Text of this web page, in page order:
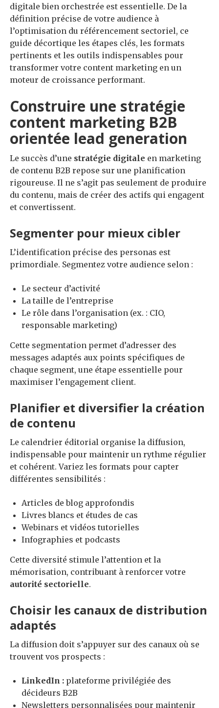
digitale bien orchestrée est essentielle. De la
définition précise de votre audience à
l’optimisation du référencement sectoriel, ce
guide décortique les étapes clés, les formats
pertinents et les outils indispensables pour
transformer votre content marketing en un
moteur de croissance performant.
Construire une stratégie
content marketing B2B
orientée lead generation
Le succès d’une stratégie digitale en marketing
de contenu B2B repose sur une planification
rigoureuse. Il ne s’agit pas seulement de produire
du contenu, mais de créer des actifs qui engagent
et convertissent.
Segmenter pour mieux cibler
L’identification précise des personas est
primordiale. Segmentez votre audience selon :
Le secteur d’activité
La taille de l’entreprise
Le rôle dans l’organisation (ex. : CIO,
responsable marketing)
Cette segmentation permet d’adresser des
messages adaptés aux points spécifiques de
chaque segment, une étape essentielle pour
maximiser l’engagement client.
Planifier et diversifier la création
de contenu
Le calendrier éditorial organise la diffusion,
indispensable pour maintenir un rythme régulier
et cohérent. Variez les formats pour capter
différentes sensibilités :
Articles de blog approfondis
Livres blancs et études de cas
Webinars et vidéos tutorielles
Infographies et podcasts
Cette diversité stimule l’attention et la
mémorisation, contribuant à renforcer votre
autorité sectorielle.
Choisir les canaux de distribution
adaptés
La diffusion doit s’appuyer sur des canaux où se
trouvent vos prospects :
LinkedIn : plateforme privilégiée des
décideurs B2B
Newsletters personnalisées pour maintenir